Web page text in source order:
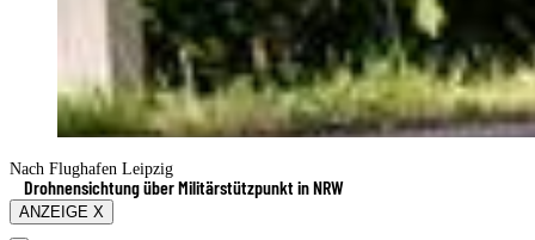
Nach Flughafen Leipzig
Drohnensichtung über Militärstützpunkt in NRW
ANZEIGE X